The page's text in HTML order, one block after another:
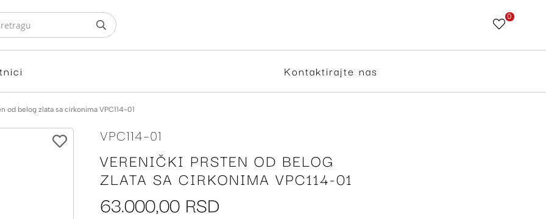
Skip
Content
0
Kontaktirajte nas
od belog zlata sa cirkonima VPC114-01
VERENIČKI PRSTEN OD BELOG
ZLATA SA CIRKONIMA VPC114-01
VPC114-01
63.000,00 RSD